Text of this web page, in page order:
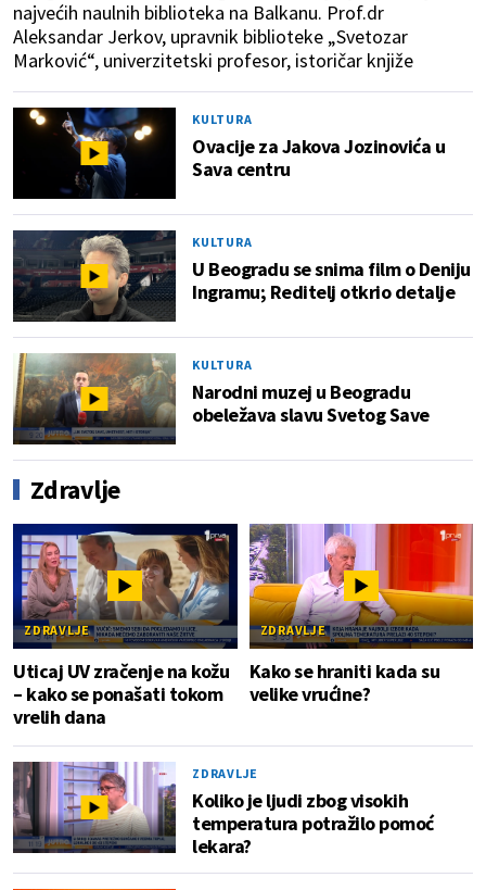
najvećih naulnih biblioteka na Balkanu. Prof.dr
Aleksandar Jerkov, upravnik biblioteke „Svetozar
Marković“, univerzitetski profesor, istoričar knjiže
KULTURA
Ovacije za Jakova Jozinovića u
Sava centru
KULTURA
U Beogradu se snima film o Deniju
Ingramu; Reditelj otkrio detalje
KULTURA
Narodni muzej u Beogradu
obeležava slavu Svetog Save
Zdravlje
ZDRAVLJE
Uticaj UV zračenje na kožu
– kako se ponašati tokom
vrelih dana
ZDRAVLJE
Kako se hraniti kada su
velike vrućine?
ZDRAVLJE
Koliko je ljudi zbog visokih
temperatura potražilo pomoć
lekara?